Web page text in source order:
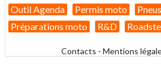
Outil Agenda
Permis moto Pneus
Préparations moto
R&D
Contacts - Mentions